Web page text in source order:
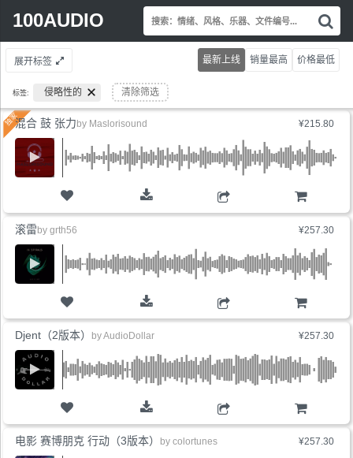
100AUDIO
Search
索
情
绪
乐
文
展开标签
标签: 侵略性的 清除筛选
最新上线 销量最高 价格最低
¥215.80
混合 鼓 张力 by Maslorisound
¥257.30
购物车
滚雷 by grth56
¥257.30
购物车
Djent（2版本） byAudioDollar
¥257.30
电影 赛博朋克 行动（3版本） by colortunes